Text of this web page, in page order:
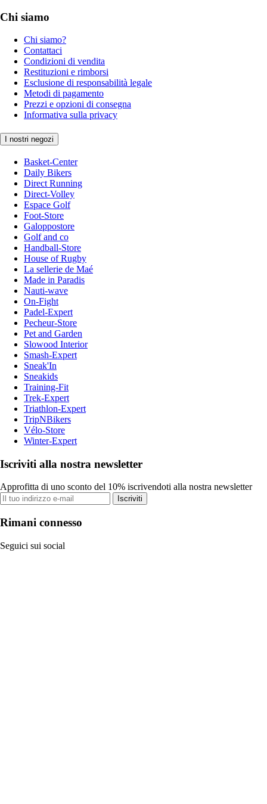
Chi siamo
Chi siamo?
Contattaci
Condizioni di vendita
Restituzioni e rimborsi
Esclusione di responsabilità legale
Metodi di pagamento
Prezzi e opzioni di consegna
Informativa sulla privacy
I nostri negozi
Basket-Center
Daily Bikers
Direct Running
Direct-Volley
Espace Golf
Foot-Store
Galoppostore
Golf and co
Handball-Store
House of Rugby
La sellerie de Maé
Made in Paradis
Nauti-wave
On-Fight
Padel-Expert
Pecheur-Store
Pet and Garden
Slowood Interior
Smash-Expert
Sneak'In
Sneakids
Training-Fit
Trek-Expert
Triathlon-Expert
TripNBikers
Vélo-Store
Winter-Expert
Iscriviti alla nostra newsletter
Approfitta di uno sconto del 10% iscrivendoti alla nostra newsletter
Iscriviti
Rimani connesso
Seguici sui social